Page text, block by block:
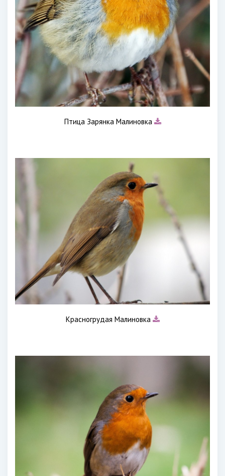
Птица Зарянка Малиновка
Красногрудая Малиновка